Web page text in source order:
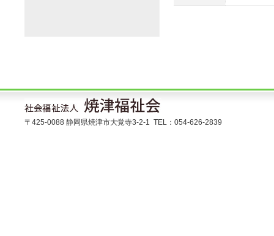
〒425-0088 静岡県焼津市大覚寺3-2-1 TEL：054-626-2839